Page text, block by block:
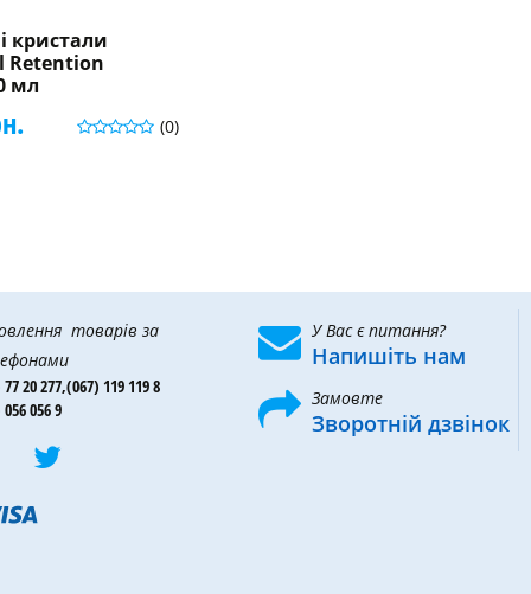
кристали
Retention
мл
(0)
товарів за
20 277,(067) 119 119 8
056 9
У Вас є питання?
Напишіть нам
Замовте
Зворотній дзвінок